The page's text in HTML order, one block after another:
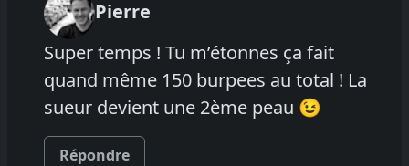
Pierre
Super temps ! Tu m’étonnes ça fait
quand même 150 burpees au total ! La
sueur devient une 2ème peau 😉
Répondre